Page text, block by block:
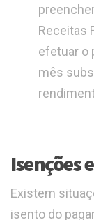
Receitas
efetuar o
mês
Isenções
Existem
isento do